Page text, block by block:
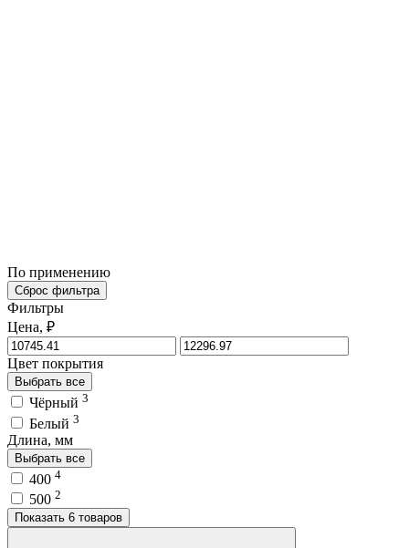
По применению
Сброс фильтра
Фильтры
Цена, ₽
Цвет покрытия
Выбрать все
Чёрный 3
Белый 3
Длина, мм
Выбрать все
400 4
500 2
Показать 6 товаров